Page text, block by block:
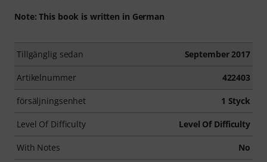
Note: This book is written in German
Tillgänglig sedan September 2017
Artikelnummer 422403
försäljningsenhet 1 Styck
Level Of Difficulty Level Of Difficulty
With Notes No